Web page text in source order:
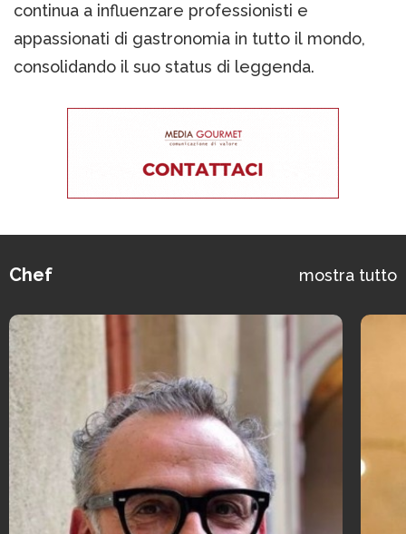
continua a influenzare professionisti e
appassionati di gastronomia in tutto il mondo,
consolidando il suo status di leggenda.
Chef mostra tutto